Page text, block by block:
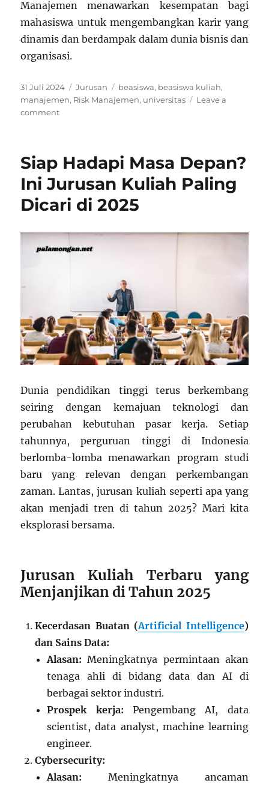
Manajemen menawarkan kesempatan bagi
mahasiswa untuk mengembangkan karir yang
dinamis dan berdampak dalam dunia bisnis dan
organisasi.
Posted
on
31 Juli 2024 Categories
Jurusan Tags
beasiswa, beasiswa kuliah,
manajemen, Risk Manajemen, universitas
Leave a
commenton
Kajian
Komprehensif
Siap Hadapi Masa Depan?
Ini Jurusan Kuliah Paling
Dicari di 2025
Dunia pendidikan tinggi terus berkembang
seiring dengan kemajuan teknologi dan
perubahan kebutuhan pasar kerja. Setiap
tahunnya, perguruan tinggi di Indonesia
berlomba-lomba menawarkan program studi
baru yang relevan dengan perkembangan
zaman. Lantas, jurusan kuliah seperti apa yang
akan menjadi tren di tahun 2025? Mari kita
eksplorasi bersama.
Jurusan Kuliah Terbaru yang
Menjanjikan di Tahun 2025
Kecerdasan Buatan (Artificial Intelligence)
dan Sains Data:
Alasan: Meningkatnya permintaan akan
tenaga ahli di bidang data dan AI di
berbagai sektor industri.
Prospek kerja: Pengembang AI, data
scientist, data analyst, machine learning
engineer.
Cybersecurity:
Alasan: Meningkatnya ancaman